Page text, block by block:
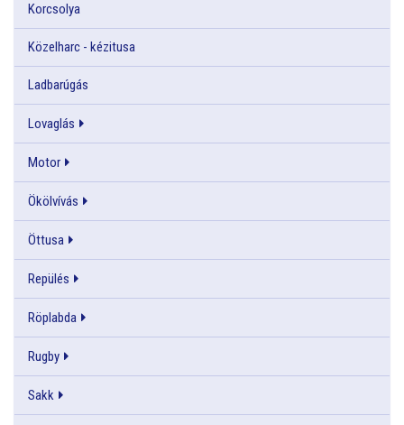
Korcsolya
Közelharc - kézitusa
Ladbarúgás
Lovaglás
Motor
Ökölvívás
Öttusa
Repülés
Röplabda
Rugby
Sakk